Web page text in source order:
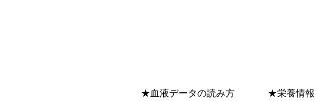
★血液データの読み方 ★栄養情報